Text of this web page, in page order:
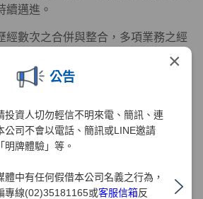
×
公告
投資人切勿輕信不明來電、簡訊、連
公司不會以電話、簡訊或LINE邀請
明牌體驗」等。
體中有任何假借本公司名義之行為，
專線(02)35181165或客服信箱反
續邁進。
經數次之合併與整合，多項業務之經
隨著組織日益壯大，經營管理事務日
理方式實已不符需求，為提昇公司的
力，增加與股東間之溝通與連繫，
集團之林。 值此公司治理已成為全
化董監事之功能並積極推行「公司治
，本公司為之配合主管機關推動「公
業經93年3月29日股東臨時會之決議
時選任政治大學司徒達賢教授及前
顯先生擔任獨立董事，中華公司治理